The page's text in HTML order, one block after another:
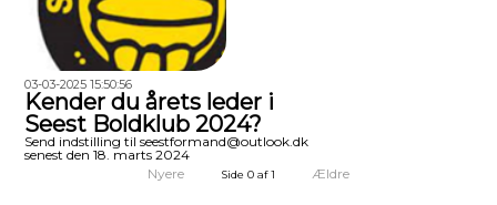
03-03-2025 15:50:56
Kender du årets leder i
Seest Boldklub 2024?
Send indstilling til seestformand@outlook.dk
senest den 18. marts 2024
Nyere
Side 0 af 1 Ældre